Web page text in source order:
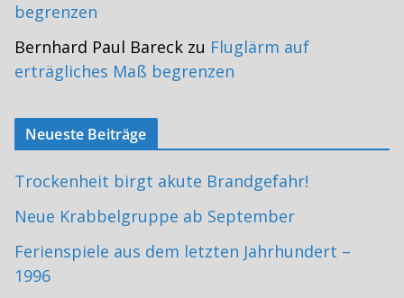
begrenzen
Bernhard Paul Bareck zu Fluglärm auf
erträgliches Maß begrenzen
Neueste Beiträge
Trockenheit birgt akute Brandgefahr!
Neue Krabbelgruppe ab September
Ferienspiele aus dem letzten Jahrhundert –
1996